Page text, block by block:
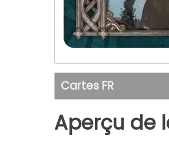
Cartes FR
Aperçu de